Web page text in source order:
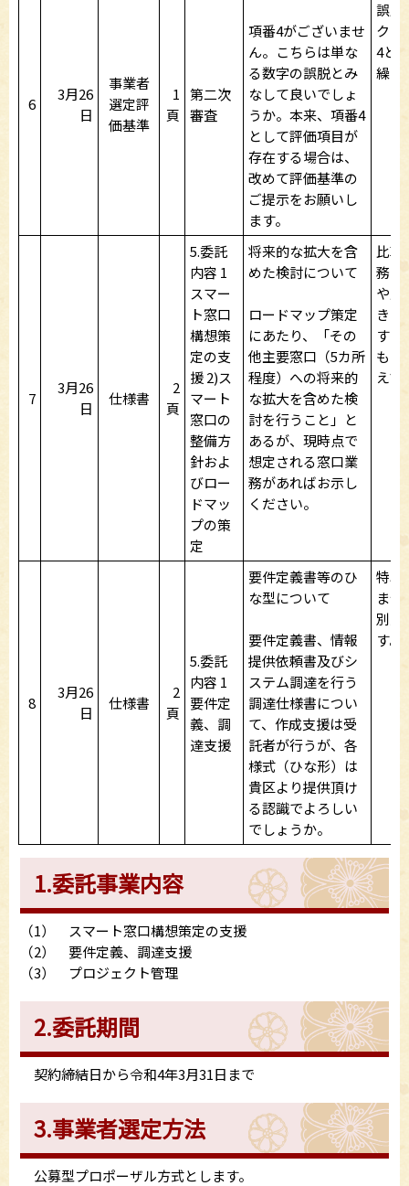
6
3月26
日
事業者
選定評
価基準
1
頁
第二次
審査
項番4がございませ
ん。こちらは単な
る数字の誤脱とみ
なして良いでしょ
うか。本来、項番4
として評価項目が
存在する場合は、
改めて評価基準の
ご提示をお願いし
ます。
誤脱
クト
4と
繰り
7
3月26
日
仕様書
2
頁
5.委託
内容 1
スマー
ト窓口
構想策
定の支
援 2)ス
マート
窓口の
整備方
針およ
びロー
ドマッ
プの策
定
将来的な拡大を含
めた検討について
ロードマップ策定
にあたり、「その
他主要窓口（5カ所
程度）への将来的
な拡大を含めた検
討を行うこと」と
あるが、現時点で
想定される窓口業
務があればお示し
ください。
比較
務（
や戸
きと
する
もの
えて
8
3月26
日
仕様書
2
頁
5.委託
内容 1
要件定
義、調
達支援
要件定義書等のひ
な型について
要件定義書、情報
提供依頼書及びシ
ステム調達を行う
調達仕様書につい
て、作成支援は受
託者が行うが、各
様式（ひな形）は
貴区より提供頂け
る認識でよろしい
でしょうか。
特段
ま
別途
す。
1.委託事業内容
（1） スマート窓口構想策定の支援
（2） 要件定義、調達支援
（3） プロジェクト管理
2.委託期間
契約締結日から令和4年3月31日まで
3.事業者選定方法
公募型プロポーザル方式とします。